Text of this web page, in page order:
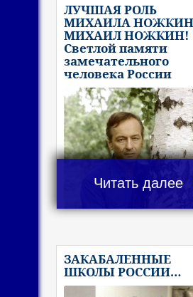
ЛУЧШАЯ РОЛЬ
МИХАИЛА
МИХАИЛ НОЖКИН!
Светлой памяти
замечательного
человека России
Читать далее
ЗАКАБАЛЕННЫЕ
ШКОЛЫ РОССИИ…